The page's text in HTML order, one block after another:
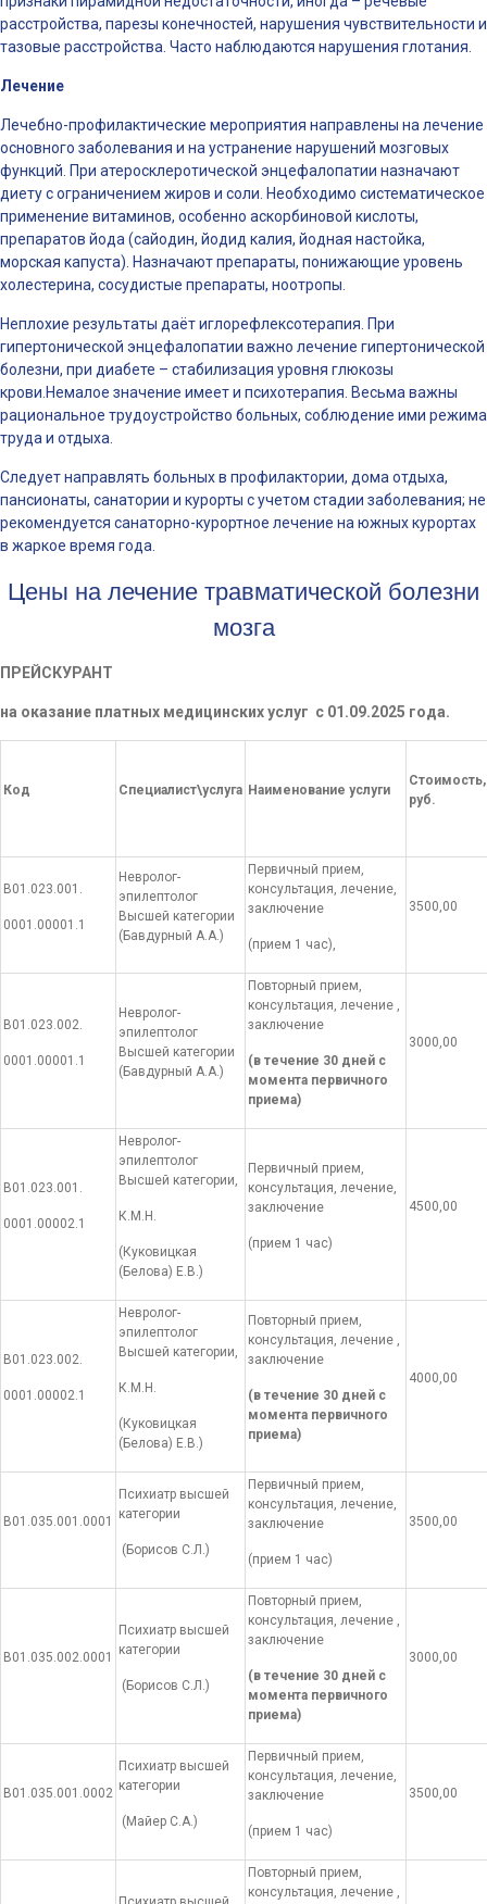
расстройства, парезы конечностей, нарушения чувствительности и
тазовые расстройства. Часто наблюдаются нарушения глотания.
Лечение
Лечебно-профилактические мероприятия направлены на лечение
основного заболевания и на устранение нарушений мозговых
функций. При атеросклеротической энцефалопатии назначают
диету с ограничением жиров и соли. Необходимо систематическое
применение витаминов, особенно аскорбиновой кислоты,
препаратов йода (сайодин, йодид калия, йодная настойка,
морская капуста). Назначают препараты, понижающие уровень
холестерина, сосудистые препараты, ноотропы.
Неплохие результаты даёт иглорефлексотерапия. При
гипертонической энцефалопатии важно лечение гипертонической
болезни, при диабете – стабилизация уровня глюкозы
крови.Немалое значение имеет и психотерапия. Весьма важны
рациональное трудоустройство больных, соблюдение ими режима
труда и отдыха.
Следует направлять больных в профилактории, дома отдыха,
пансионаты, санатории и курорты с учетом стадии заболевания; не
рекомендуется санаторно-курортное лечение на южных курортах
в жаркое время года.
Цены на лечение травматической болезни
мозга
ПРЕЙСКУРАНТ
на оказание платных медицинских услуг с 01.09.2025 года.
Код Специалист\услуга Наименование услуги
Стоимость,
руб.
В01.023.001.
0001.00001.1
Невролог-
эпилептолог
Высшей категории
(Бавдурный А.А.)
Первичный прием,
консультация, лечение,
заключение
(прием 1 час),
3500,00
В01.023.002.
0001.00001.1
Невролог-
эпилептолог
Высшей категории
(Бавдурный А.А.)
Повторный прием,
консультация, лечение ,
заключение
(в течение 30 дней с
момента первичного
приема)
3000,00
В01.023.001.
0001.00002.1
Невролог-
эпилептолог
Высшей категории,
К.М.Н.
(Куковицкая
(Белова) Е.В.)
Первичный прием,
консультация, лечение,
заключение
(прием 1 час)
4500,00
В01.023.002.
0001.00002.1
Невролог-
эпилептолог
Высшей категории,
К.М.Н.
(Куковицкая
(Белова) Е.В.)
Повторный прием,
консультация, лечение ,
заключение
(в течение 30 дней с
момента первичного
приема)
4000,00
В01.035.001.0001
Психиатр высшей
категории
(Борисов С.Л.)
Первичный прием,
консультация, лечение,
заключение
(прием 1 час)
3500,00
В01.035.002.0001
Психиатр высшей
категории
(Борисов С.Л.)
Повторный прием,
консультация, лечение ,
заключение
(в течение 30 дней с
момента первичного
приема)
3000,00
В01.035.001.0002
Психиатр высшей
категории
(Майер С.А.)
Первичный прием,
консультация, лечение,
заключение
(прием 1 час)
3500,00
Повторный прием,
консультация, лечение ,